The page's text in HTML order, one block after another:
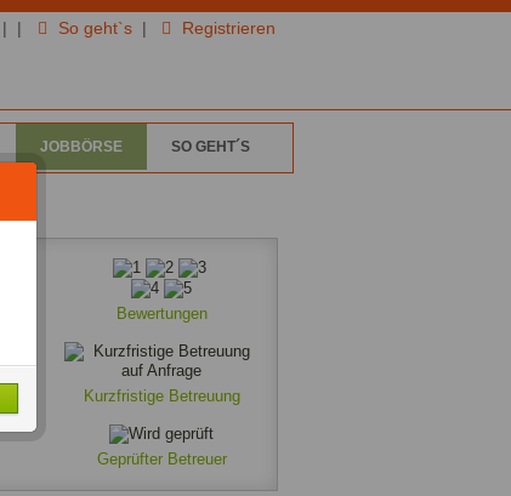
| | So geht`s | Registrieren
SO GEHT´S
JOBBÖRSE
Bewertungen
Kurzfristige Betreuung
Geprüfter Betreuer